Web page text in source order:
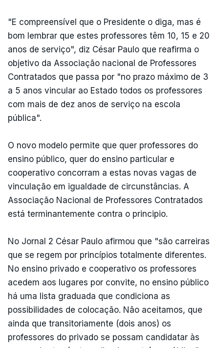
"E compreensível que o Presidente o diga, mas é
bom lembrar que estes professores têm 10, 15 e 20
anos de serviço", diz César Paulo que reafirma o
objetivo da Associação nacional de Professores
Contratados que passa por "no prazo máximo de 3
a 5 anos vincular ao Estado todos os professores
com mais de dez anos de serviço na escola
pública".
O novo modelo permite que quer professores do
ensino público, quer do ensino particular e
cooperativo concorram a estas novas vagas de
vinculação em igualdade de circunstâncias. A
Associação Nacional de Professores Contratados
está terminantemente contra o principio.
No Jornal 2 César Paulo afirmou que "são carreiras
que se regem por princípios totalmente diferentes.
No ensino privado e cooperativo os professores
acedem aos lugares por convite, no ensino público
há uma lista graduada que condiciona as
possibilidades de colocação. Não aceitamos, que
ainda que transitoriamente (dois anos) os
professores do privado se possam candidatar às